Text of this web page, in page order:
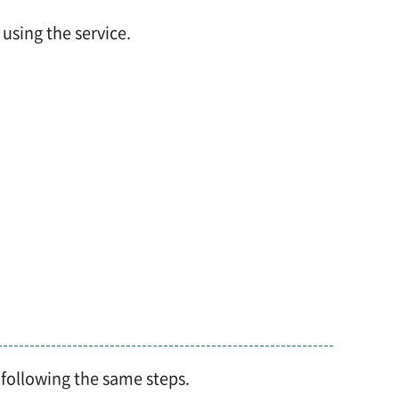
the service.
the same steps.